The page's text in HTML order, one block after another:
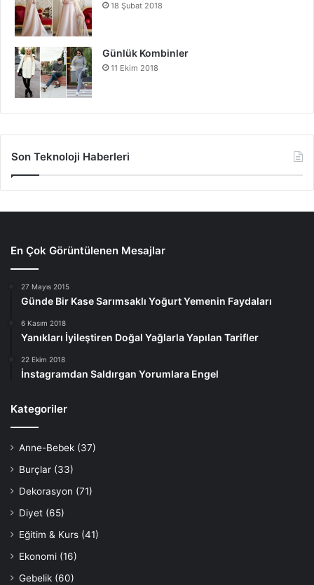
18 Şubat 2018
Günlük Kombinler
11 Ekim 2018
Son Teknoloji Haberleri
En Çok Görüntülenen Mesajlar
27 Mayıs 2015
Günde Bir Kase Sarımsaklı Yoğurt Yemenin Faydaları
6 Kasım 2018
Yanıkları İyileştiren Doğal Yağlarla Yapılan Tarifler
22 Ekim 2018
İnstagramdan Saldırgan Yorumlara Engel
Kategoriler
Anne-Bebek (37)
Burçlar (33)
Dekorasyon (71)
Diyet (65)
Eğitim & Kurs (41)
Ekonomi (16)
Gebelik (60)